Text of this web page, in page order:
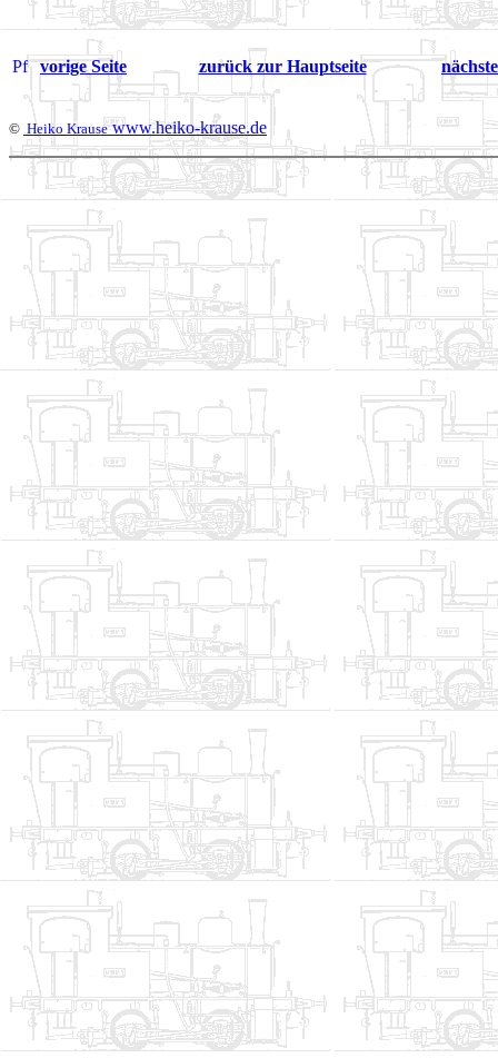
vorige Seite zurück zur Hauptseite
© Heiko Krausewww.heiko-krause.de